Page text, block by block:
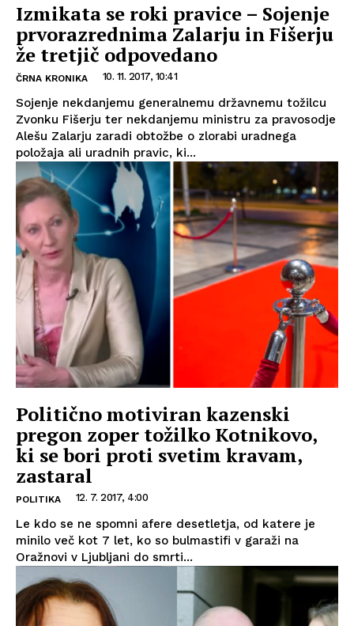
Izmikata se roki pravice – Sojenje
prvorazrednima Zalarju in Fišerju
že tretjič odpovedano
ČRNA KRONIKA 10. 11. 2017, 10:41
Sojenje nekdanjemu generalnemu državnemu tožilcu
Zvonku Fišerju ter nekdanjemu ministru za pravosodje
Alešu Zalarju zaradi obtožbe o zlorabi uradnega
položaja ali uradnih pravic, ki...
Politično motiviran kazenski
pregon zoper tožilko Kotnikovo,
ki se bori proti svetim kravam,
zastaral
POLITIKA 12. 7. 2017, 4:00
Le kdo se ne spomni afere desetletja, od katere je
minilo več kot 7 let, ko so bulmastifi v garaži na
Oražnovi v Ljubljani do smrti...